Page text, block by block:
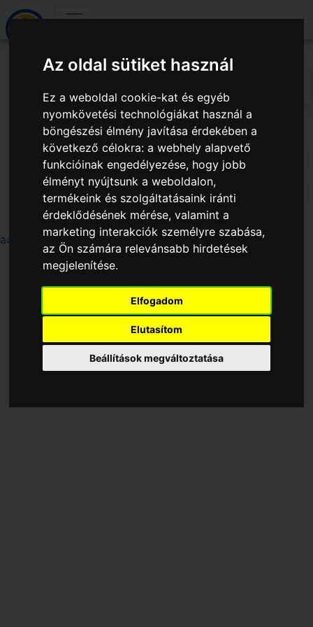
Az oldal sütiket használ
Ez a weboldal cookie-kat és egyéb
nyomkövetési technológiákat használ a
böngészési élmény javítása érdekében a
következő célokra:a webhely alapvető
funkcióinak engedélyezése, hogy jobb
élményt nyújtsunk a weboldalon,
termékeink és szolgáltatásaink iránti
érdeklődésének mérése, valamint a
marketing interakciók személyre szabása,
az Ön számára relevánsabb hirdetések
megjelenítése.
Elfogadom
Elutasítom
Beállítások megváltoztatása
Kereső
találat.
találat.
advertising launcher cannon